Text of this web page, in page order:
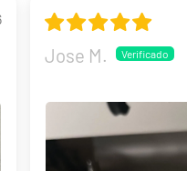
Jose M.